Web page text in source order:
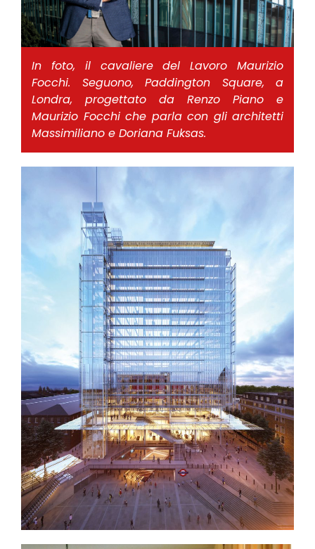
In foto, il cavaliere del Lavoro Maurizio
Focchi. Seguono, Paddington Square, a
Londra, progettato da Renzo Piano e
Maurizio Focchi che parla con gli architetti
Massimiliano e Doriana Fuksas.